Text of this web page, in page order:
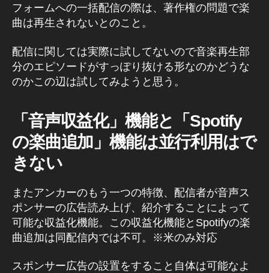
フォームへの一括配信の際は、著作権の問題で楽
曲は再生されないとのこと。
配信に関しては実際に試してないので音楽再生部
分のエピソードがすっぽり抜ける形なのかどうな
のかこの辺は試してみようと思う。
「音声収益化」機能と「Spotify
の楽曲追加」機能は並行利用はで
きない
またアンカーのもう一つの特徴、配信者が音声ス
ポンサーの広告読み上げ、紹介することによって
可能な収益化機能。この収益化機能とSpotifyの楽
曲追加は同配信内では不可。※米のみ対応
スポンサー広告の設置をすること自体は可能なよ